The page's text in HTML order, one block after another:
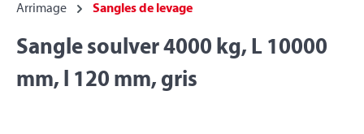
Arrimage Sangles de levage
Sangle soulver 4000 kg, L 10000
mm, l 120 mm, gris